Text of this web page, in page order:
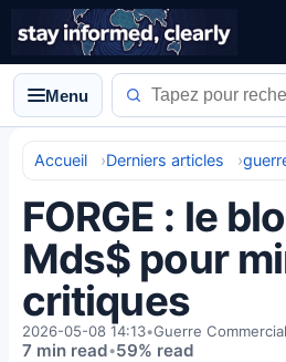
Menu
Accueil Derniers articles
FORGE : le
Mds$ pour
critiques
2026-05-08 14:13•Guerre
7 min read•59% read